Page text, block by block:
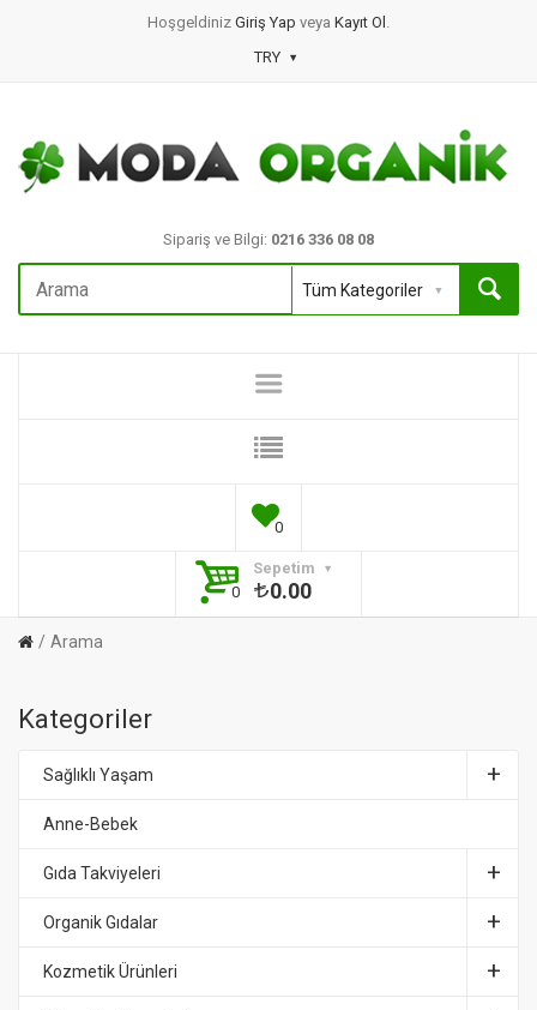
Hoşgeldiniz Giriş Yap veya Kayıt Ol .
TRY
Sipariş ve Bilgi: 0216 336 08 08
0
Sepetim
0
0.00
Arama
Kategoriler
Sağlıklı Yaşam
Anne-Bebek
Gıda Takviyeleri
Organik Gıdalar
Kozmetik Ürünleri